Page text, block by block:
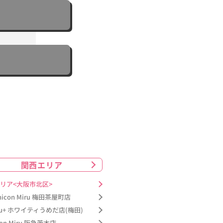
関西エリア
ア<大阪市北区>
Miru 梅田茶屋町店
ホワイティうめだ店(梅田)